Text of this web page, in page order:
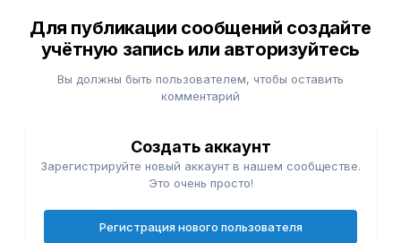
Для публикации сообщений создайте
учётную запись или авторизуйтесь
Вы должны быть пользователем, чтобы оставить
комментарий
Создать аккаунт
Зарегистрируйте новый аккаунт в нашем сообществе.
Это очень просто!
Регистрация нового пользователя